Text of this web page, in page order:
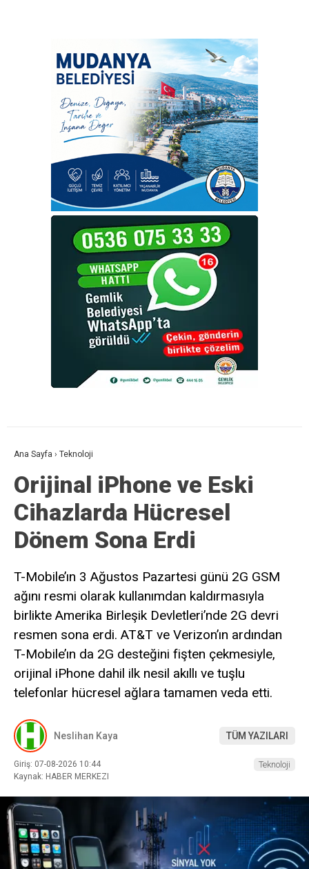
Ana Sayfa › Teknoloji
Orijinal iPhone ve Eski
Cihazlarda Hücresel
Dönem Sona Erdi
T-Mobile’ın 3 Ağustos Pazartesi günü 2G GSM
ağını resmi olarak kullanımdan kaldırmasıyla
birlikte Amerika Birleşik Devletleri’nde 2G devri
resmen sona erdi. AT&T ve Verizon’ın ardından
T-Mobile’ın da 2G desteğini fişten çekmesiyle,
orijinal iPhone dahil ilk nesil akıllı ve tuşlu
telefonlar hücresel ağlara tamamen veda etti.
Neslihan Kaya TÜM YAZILARI
Giriş: 07-08-2026 10:44
Kaynak: HABER MERKEZI
Teknoloji